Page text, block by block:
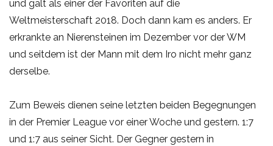
und galt als einer der Favoriten auf die
Weltmeisterschaft 2018. Doch dann kam es anders. Er
erkrankte an Nierensteinen im Dezember vor der WM
und seitdem ist der Mann mit dem Iro nicht mehr ganz
derselbe.
Zum Beweis dienen seine letzten beiden Begegnungen
in der Premier League vor einer Woche und gestern. 1:7
und 1:7 aus seiner Sicht. Der Gegner gestern in